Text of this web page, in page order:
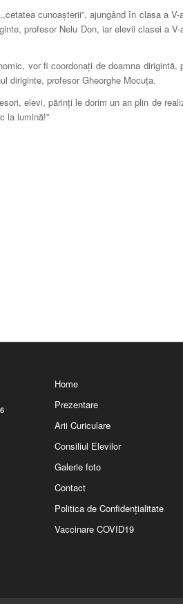
cunoașterii”, ajungând în clasa a
profesor Nelu Don, iar elevii clasei a
vor fi coordonați de doamna dirigintă,
diriginte, profesor Gheorghe Mocuța.
elevi, părinți le dorim un an plin de
la lumină!”
Home
Prezentare
Arii Curiculare
Consiliul Elevilor
Galerie foto
Contact
Politica de Confidențialitate
Vaccinare COVID19